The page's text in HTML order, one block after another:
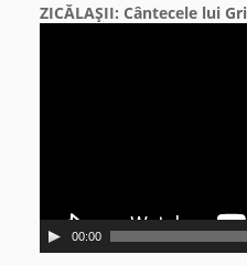
ZICĂLAŞII: Cântecele lui
00:00